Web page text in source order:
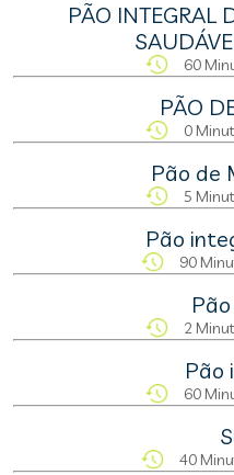
PÃO INTEGRAL
60
PÃO
0
Pão de
5
Pão
90
2
Pão
60
40